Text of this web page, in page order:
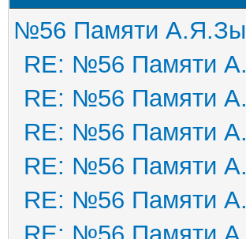
№56 Памяти
RE: №56 Памяти
RE: №56 Памяти
RE: №56 Памяти
RE: №56 Памяти
RE: №56 Памяти